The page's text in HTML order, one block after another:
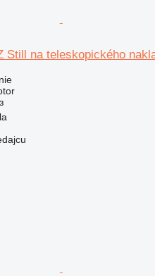
Still na teleskopického